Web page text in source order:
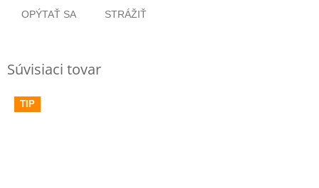
OPÝTAŤ SA STRÁŽIŤ
Súvisiaci tovar
TIP